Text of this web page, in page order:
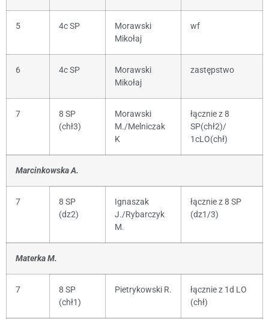
5 4c SP
Morawski
Mikołaj
wf
6 4c SP
Morawski
Mikołaj
zastępstwo
7
8 SP
(chł3)
Morawski
M./Melniczak
K
łącznie z 8
SP(chł2)/
1cLO(chł)
Marcinkowska A.
7
8 SP
(dz2)
Ignaszak
J./Rybarczyk
M.
łącznie z 8 SP
(dz1/3)
Materka M.
7
8 SP
(chł1)
Pietrykowski R.
łącznie z 1d LO
(chł)